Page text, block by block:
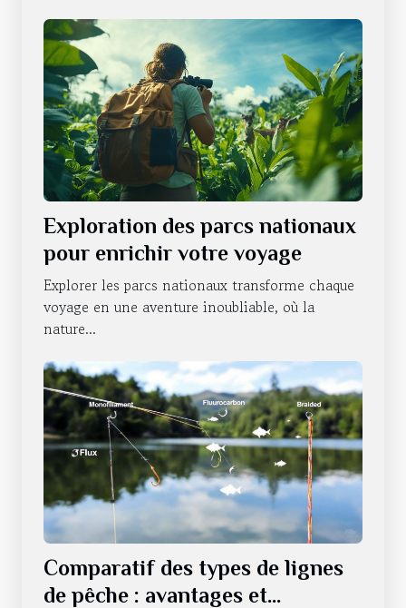
Exploration des parcs nationaux
pour enrichir votre voyage
Explorer les parcs nationaux transforme chaque
voyage en une aventure inoubliable, où la
nature...
Comparatif des types de lignes
de pêche : avantages et